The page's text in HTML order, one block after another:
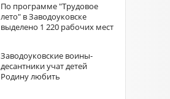
По программе "Трудовое
лето" в Заводоуковске
выделено 1 220 рабочих мест
Заводоуковские воины-
десантники учат детей
Родину любить